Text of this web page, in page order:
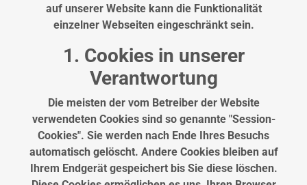
auf unserer Website kann die Funktionalität
einzelner Webseiten eingeschränkt sein.
1. Cookies in unserer
Verantwortung
Die meisten der vom Betreiber der Website
verwendeten Cookies sind so genannte "Session-
Cookies". Sie werden nach Ende Ihres Besuchs
automatisch gelöscht. Andere Cookies bleiben auf
Ihrem Endgerät gespeichert bis Sie diese löschen.